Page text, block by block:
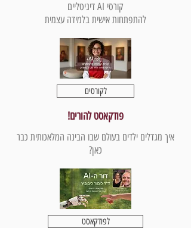
קורסי AI דיגיטליים
להתפתחות אישית בלמידה עצמית
לקורסים
פודקאסט להורים!
איך מגדלים ילדים בעולם שבו הבינה המלאכותית כבר
כאן?
לפודקאסט